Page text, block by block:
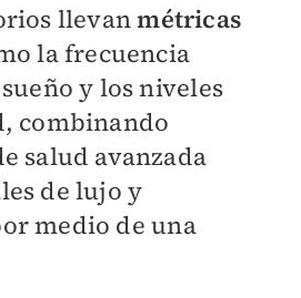
llevanmétricas
la frecuencia
y los niveles
combinando
salud avanzada
de lujo y
medio de una